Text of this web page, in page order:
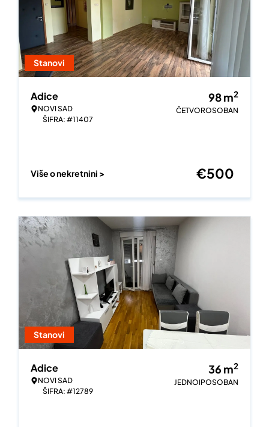
Stanovi
Adice
NOVI SAD
ŠIFRA: #11407
98m2
ČETVOROSOBAN
Više o nekretnini > €500
Stanovi
Adice
NOVI SAD
ŠIFRA: #12789
36 m2
JEDNOIPOSOBAN